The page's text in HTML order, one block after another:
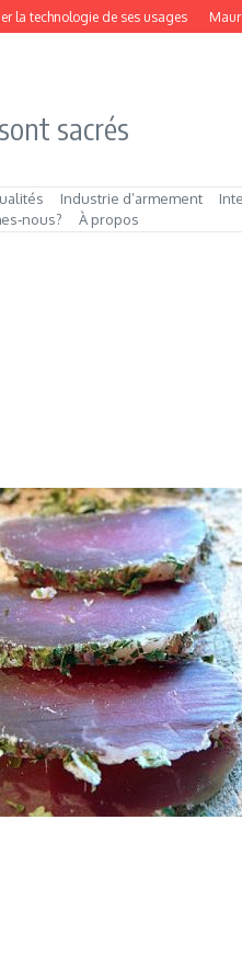
de ses usages Maurel &
sacrés
Industrie d’armement
À propos